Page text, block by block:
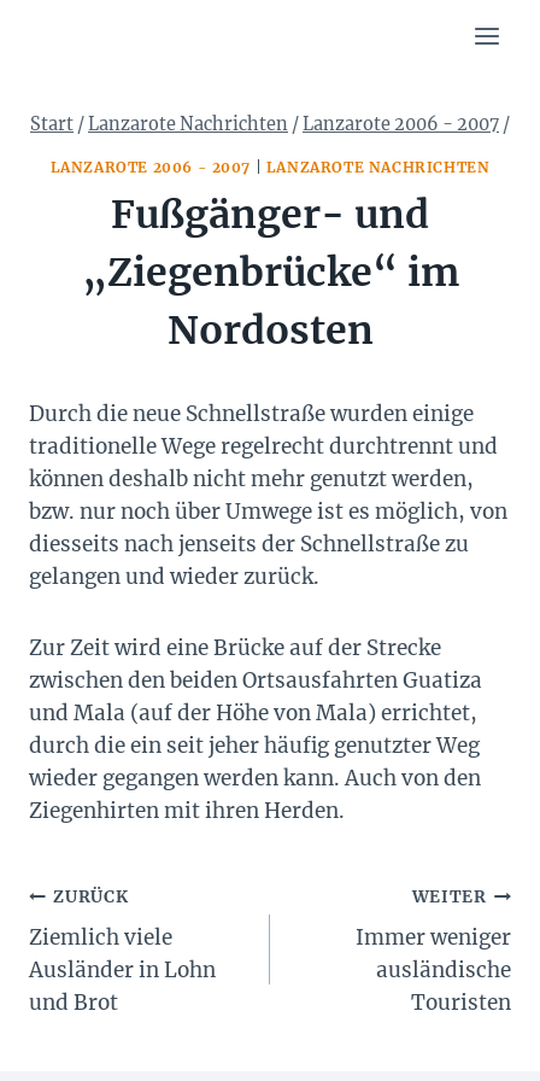
Start /Lanzarote Nachrichten /Lanzarote 2006 - 2007 /
LANZAROTE 2006 - 2007 LANZAROTE NACHRICHTEN
Fußgänger- und
„Ziegenbrücke“ im
Nordosten
Durch die neue Schnellstraße wurden einige
traditionelle Wege regelrecht durchtrennt und
können deshalb nicht mehr genutzt werden,
bzw. nur noch über Umwege ist es möglich, von
diesseits nach jenseits der Schnellstraße zu
gelangen und wieder zurück.
Zur Zeit wird eine Brücke auf der Strecke
zwischen den beiden Ortsausfahrten Guatiza
und Mala (auf der Höhe von Mala) errichtet,
durch die ein seit jeher häufig genutzter Weg
wieder gegangen werden kann. Auch von den
Ziegenhirten mit ihren Herden.
Beitragsnavigation
ZURÜCK
Ziemlich viele
Ausländer in Lohn
und Brot
WEITER
Immer weniger
ausländische
Touristen